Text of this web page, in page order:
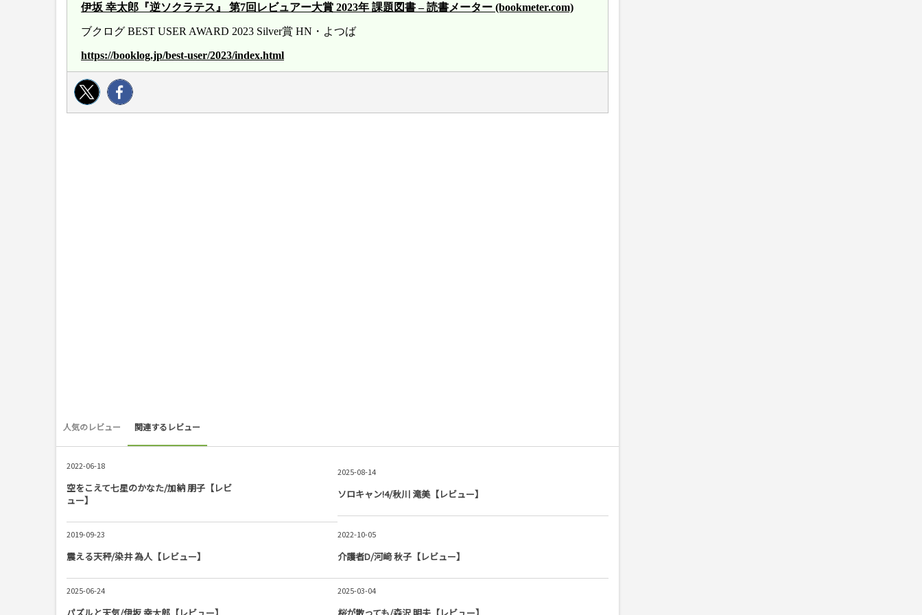
伊坂 幸太郎『逆ソクラテス』 第7回レビュアー大賞 2023年 課題図書 – 読書メーター (bookmeter.com)
ブクログ BEST USER AWARD 2023 Silver賞 HN・よつば
https://booklog.jp/best-user/2023/index.html
人気のレビュー 関連するレビュー
2022-06-18
空をこえて七星のかなた/加納 朋子【レビ
ュー】
2025-08-14
ソロキャン!4/秋川 滝美【レビュー】
2019-09-23
震える天秤/染井 為人【レビュー】
2022-10-05
介護者D/河﨑 秋子【レビュー】
2025-06-24 2025-03-04